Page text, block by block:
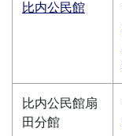
比内公民館
比内公民館扇
田分館